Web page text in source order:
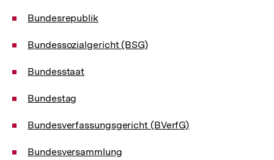
Bundesrepublik
Bundessozialgericht (BSG)
Bundesstaat
Bundestag
Bundesverfassungsgericht (BVerfG)
Bundesversammlung